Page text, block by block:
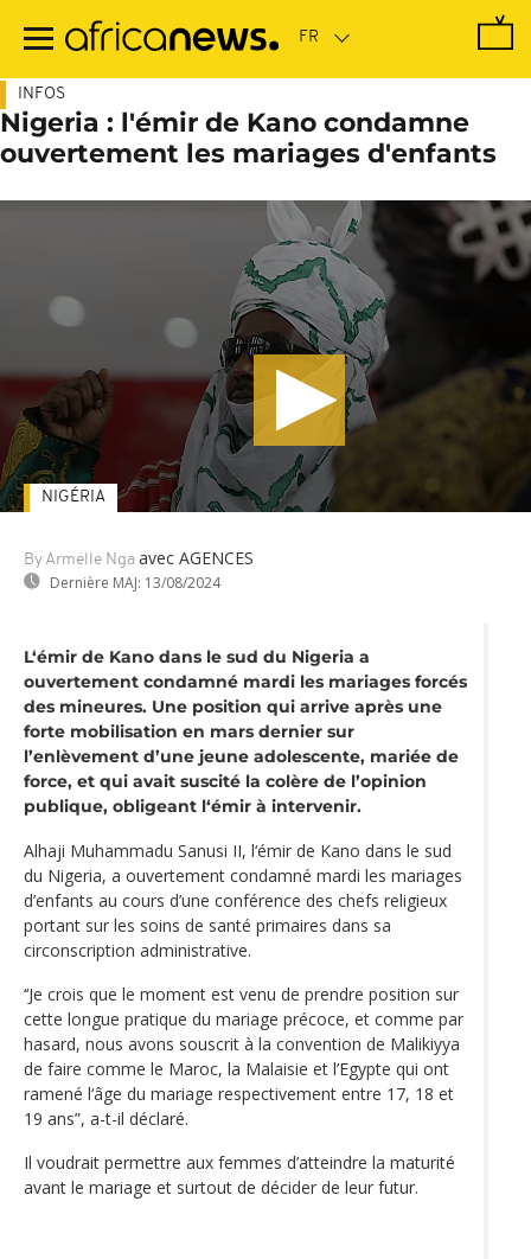
contenu
INFOS
Nigeria : l'émir de Kano condamne
ouvertement les mariages d'enfants
By Armelle Nga avec AGENCES
Dernière MAJ: 13/08/2024
NIGÉRIA
L‘émir de Kano dans le sud du Nigeria a
ouvertement condamné mardi les mariages forcés
des mineures. Une position qui arrive après une
forte mobilisation en mars dernier sur
l’enlèvement d’une jeune adolescente, mariée de
force, et qui avait suscité la colère de l’opinion
publique, obligeant l‘émir à intervenir.
Alhaji Muhammadu Sanusi II, l‘émir de Kano dans le sud
du Nigeria, a ouvertement condamné mardi les mariages
d’enfants au cours d’une conférence des chefs religieux
portant sur les soins de santé primaires dans sa
circonscription administrative.
‘‘Je crois que le moment est venu de prendre position sur
cette longue pratique du mariage précoce, et comme par
hasard, nous avons souscrit à la convention de Malikiyya
de faire comme le Maroc, la Malaisie et l’Egypte qui ont
ramené l‘âge du mariage respectivement entre 17, 18 et
19 ans”, a-t-il déclaré.
Il voudrait permettre aux femmes d’atteindre la maturité
avant le mariage et surtout de décider de leur futur.